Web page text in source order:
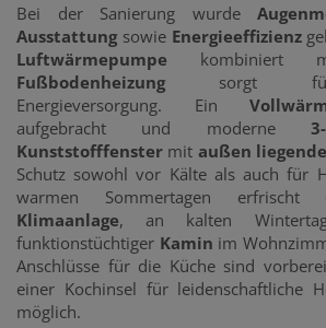
Bei der Sanierung wurde
Ausstattung sowie Energieeffizienz
Luftwärmepumpe kombiniert
Fußbodenheizung sorgt
Energieversorgung. Ein
aufgebracht und moderne3-
Kunststofffenster mit außen
Schutz sowohl vor Kälte als auch für
warmen Sommertagen erfrischt
Klimaanlage, an kalten
funktionstüchtiger Kamin im
Anschlüsse für die Küche sind
einer Kochinsel für leidenschaftliche
möglich.